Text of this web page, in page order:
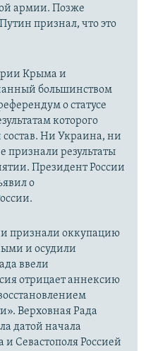
армии. Позже
признал, что это
Крыма и
большинством
о статусе
которого
Ни Украина, ни
результаты
Президент России
о
признали оккупацию
и осудили
ввели
отрицает аннексию
Верховная Рада
датой начала
Севастополя Россией